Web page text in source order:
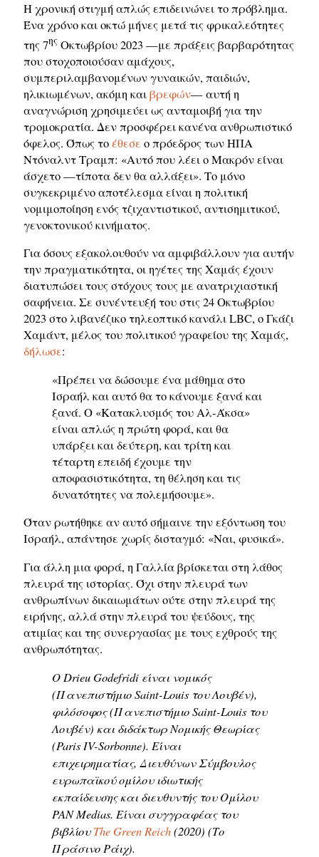
Η χρονική στιγμή απλώς επιδεινώνει το πρόβλημα.
Ένα χρόνο και οκτώ μήνες μετά τις φρικαλεότητες
της 7ης Οκτωβρίου 2023 —με πράξεις βαρβαρότητας
που στοχοποιούσαν αμάχους,
συμπεριλαμβανομένων γυναικών, παιδιών,
ηλικιωμένων, ακόμη καιβρεφών— αυτή η
αναγνώριση χρησιμεύει ως ανταμοιβή για την
τρομοκρατία. Δεν προσφέρει κανένα ανθρωπιστικό
όφελος. Όπως τοέθεσε ο πρόεδρος των ΗΠΑ
Ντόναλντ Τραμπ: «Αυτό που λέει ο Μακρόν είναι
άσχετο —τίποτα δεν θα αλλάξει». Το μόνο
συγκεκριμένο αποτέλεσμα είναι η πολιτική
νομιμοποίηση ενός τζιχαντιστικού, αντισημιτικού,
γενοκτονικού κινήματος.
Για όσους εξακολουθούν να αμφιβάλλουν για αυτήν
την πραγματικότητα, οι ηγέτες της Χαμάς έχουν
διατυπώσει τους στόχους τους με ανατριχιαστική
σαφήνεια. Σε συνέντευξή του στις 24 Οκτωβρίου
2023 στο λιβανέζικο τηλεοπτικό κανάλι LBC, ο Γκάζι
Χαμάντ, μέλος του πολιτικού γραφείου της Χαμάς,
δήλωσε:
«Πρέπει να δώσουμε ένα μάθημα στο
Ισραήλ και αυτό θα το κάνουμε ξανά και
ξανά. Ο «Κατακλυσμός του Αλ-Άκσα»
είναι απλώς η πρώτη φορά, και θα
υπάρξει και δεύτερη, και τρίτη και
τέταρτη επειδή έχουμε την
αποφασιστικότητα, τη θέληση και τις
δυνατότητες να πολεμήσουμε».
Όταν ρωτήθηκε αν αυτό σήμαινε την εξόντωση του
Ισραήλ, απάντησε χωρίς δισταγμό: «Ναι, φυσικά».
Για άλλη μια φορά, η Γαλλία βρίσκεται στη λάθος
πλευρά της ιστορίας. Όχι στην πλευρά των
ανθρωπίνων δικαιωμάτων ούτε στην πλευρά της
ειρήνης, αλλά στην πλευρά του ψεύδους, της
ατιμίας και της συνεργασίας με τους εχθρούς της
ανθρωπότητας.
Ο Drieu Godefridi είναι νομικός
(Πανεπιστήμιο Saint-Louis του Λουβέν),
φιλόσοφος (Πανεπιστήμιο Saint-Louis του
Λουβέν) και διδάκτωρ Νομικής Θεωρίας
(Paris IV-Sorbonne). Είναι
επιχειρηματίας, Διευθύνων Σύμβουλος
ευρωπαϊκού ομίλου ιδιωτικής
εκπαίδευσης και διευθυντής του Ομίλου
PAN Medias. Είναι συγγραφέας του
βιβλίου The Green Reich(2020) (Το
Πράσινο Ράιχ).